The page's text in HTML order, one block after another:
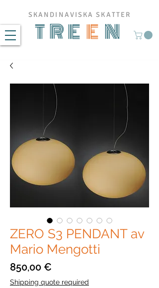
TRE E N
SKANDINAVISKA SKATTER
ZERO S3 PENDANT av
Mario Mengotti
850,00 €
Shipping quote required